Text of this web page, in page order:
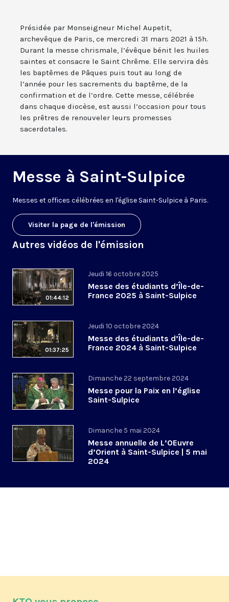
Présidée par Monseigneur Michel Aupetit,
archevêque de Paris, ce mercredi 31 mars 2021 à 15h.
Durant la messe chrismale, l’évêque bénit les huiles
saintes et consacre le Saint Chrême. Elle servira dès
les baptêmes de Pâques puis tout au long de
l’année pour les sacrements du baptême, de la
confirmation et de l’ordre. Cette messe, célébrée
dans chaque diocèse, est aussi l’occasion pour tous
les prêtres de renouveler leurs promesses
sacerdotales.
Messe à Saint-Sulpice
Messes et offices célébrées en l'église Saint-Sulpice à Paris.
Visiter la page de l'émission
Autres vidéos de l'émission
01:44:12
Jeudi 16 octobre 2025
Messe des étudiants d’Île-de-
France 2025 à Saint-Sulpice
01:37:25
Jeudi 10 octobre 2024
Messe des étudiants d’Île-de-
France 2024 à Saint-Sulpice
Dimanche 22 septembre 2024
Messe pour la Paix en l’église
Saint-Sulpice
Dimanche 5 mai 2024
Messe annuelle de L’OEuvre
d’Orient à Saint-Sulpice | 5 mai
2024